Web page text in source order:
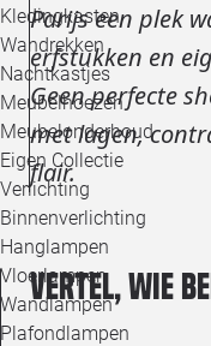
Kledingkasten
Wandrekken
Nachtkastjes
Meubelhoezen
Meubelonderhoud
Eigen Collectie
Verlichting
Binnenverlichting
Hanglampen
Vloerlampen
Wandlampen
Plafondlampen
Parijs een plek
erfstukken en
Geen perfecte
met lagen,
flair.
Vertel, wie